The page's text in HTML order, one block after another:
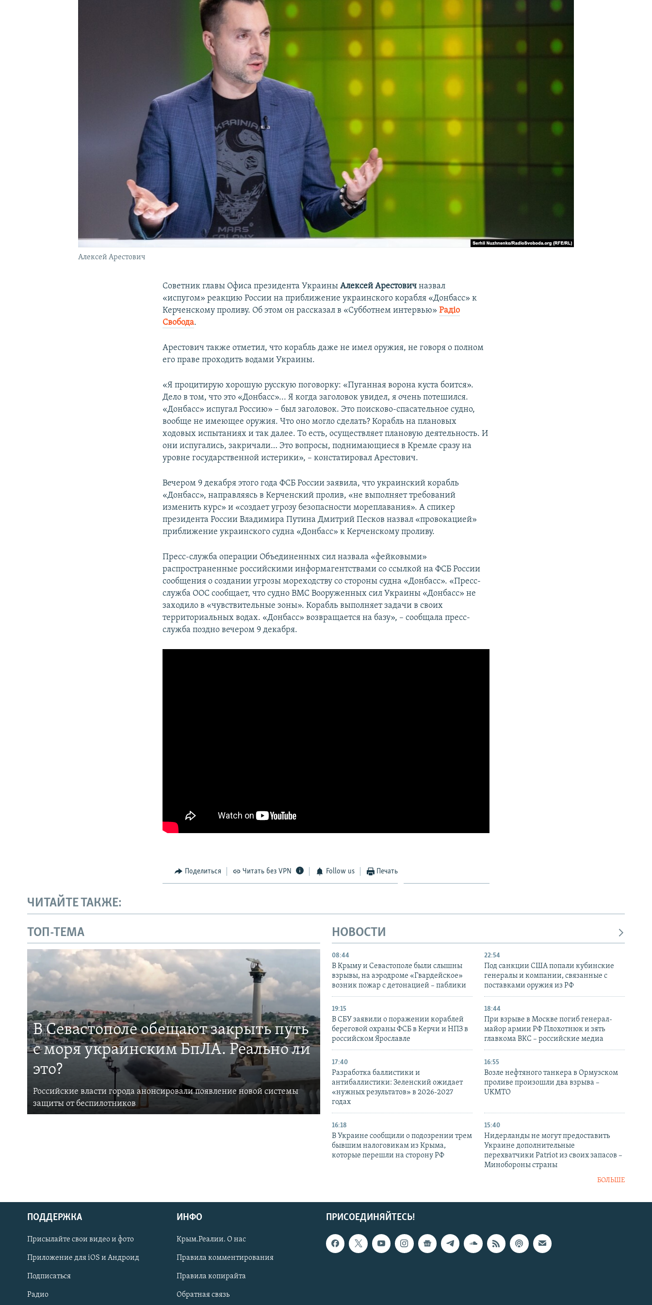
Українською
Qırımtatar
ПРИСОЕДИНЯЙТЕСЬ!
Алексей Арестович
Советник главы Офиса президента УкраиныАлексей Арестович назвал
«испугом» реакцию России на приближение украинского корабля «Донбасс» к
Керченскому проливу. Об этом он рассказал в «Субботнем интервью»Радіо
Свобода.
Арестович также отметил, что корабль даже не имел оружия, не говоря о полном
его праве проходить водами Украины.
«Я процитирую хорошую русскую поговорку: «Пуганная ворона куста боится».
Дело в том, что это «Донбасс»... Я когда заголовок увидел, я очень потешился.
«Донбасс» испугал Россию» – был заголовок. Это поисково-спасательное судно,
вообще не имеющее оружия. Что оно могло сделать? Корабль на плановых
ходовых испытаниях и так далее. То есть, осуществляет плановую деятельность. И
они испугались, закричали… Это вопросы, поднимающиеся в Кремле сразу на
уровне государственной истерики», – констатировал Арестович.
Вечером 9 декабря этого года ФСБ России заявила, что украинский корабль
«Донбасс», направляясь в Керченский пролив, «не выполняет требований
изменить курс» и «создает угрозу безопасности мореплавания». А спикер
президента России Владимира Путина Дмитрий Песков назвал «провокацией»
приближение украинского судна «Донбасс» к Керченскому проливу.
Пресс-служба операции Объединенных сил назвала «фейковыми»
распространенные российскими информагентствами со ссылкой на ФСБ России
сообщения о создании угрозы мореходству со стороны судна «Донбасс». «Пресс-
служба ООС сообщает, что судно ВМС Вооруженных сил Украины «Донбасс» не
заходило в «чувствительные зоны». Корабль выполняет задачи в своих
территориальных водах. «Донбасс» возвращается на базу», – сообщала пресс-
служба поздно вечером 9 декабря.
Поделиться Читать без VPN Follow us Печать
ЧИТАЙТЕ ТАКЖЕ:
ТОП-ТЕМА
В Севастополе обещают закрыть путь
с моря украинским БпЛА. Реально ли
это?
Российские власти города анонсировали появление новой системы
защиты от беспилотников
НОВОСТИ
08:44
В Крыму и Севастополе были слышны
взрывы, на аэродроме «Гвардейское»
возник пожар с детонацией – паблики
22:54
Под санкции США попали кубинские
генералы и компании, связанные с
поставками оружия из РФ
19:15
В СБУ заявили о поражении кораблей
береговой охраны ФСБ в Керчи и НПЗ в
российском Ярославле
18:44
При взрыве в Москве погиб генерал-
майор армии РФ Плохотнюк и зять
главкома ВКС – российские медиа
17:40
Разработка баллистики и
антибаллистики: Зеленский ожидает
«нужных результатов» в 2026-2027
годах
16:55
Возле нефтяного танкера в Ормузском
проливе произошли два взрыва –
UKMTO
16:18
В Украине сообщили о подозрении трем
бывшим налоговикам из Крыма,
которые перешли на сторону РФ
15:40
Нидерланды не могут предоставить
Украине дополнительные
перехватчики Patriot из своих запасов –
Минобороны страны
БОЛЬШЕ
ПРИСОЕДИНЯЙТЕСЬ!
ПОДДЕРЖКА
Присылайте свои видео и фото
Приложение для iOS и Андроид
Подписаться
Радио
ИНФО
Крым.Реалии. О нас
Правила комментирования
Правила копирайта
Обратная связь